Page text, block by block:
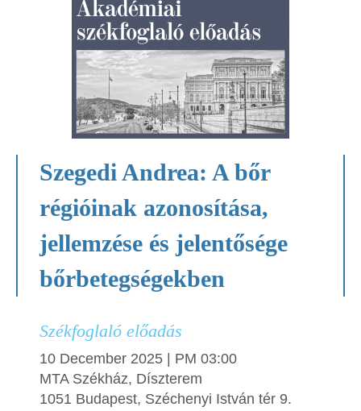
Szegedi Andrea: A bőr
régióinak azonosítása,
jellemzése és jelentősége
bőrbetegségekben
Székfoglaló előadás
10 December 2025 | PM 03:00
MTA Székház, Díszterem
1051 Budapest, Széchenyi István tér 9.